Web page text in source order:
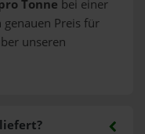
Tonne bei einer
Preis für
unseren